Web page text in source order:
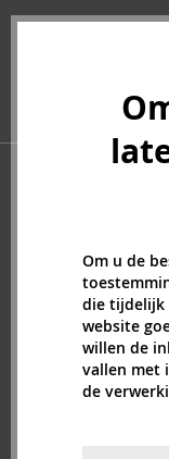
Om u de
die tijdelijk
website
willen de
vallen met
de